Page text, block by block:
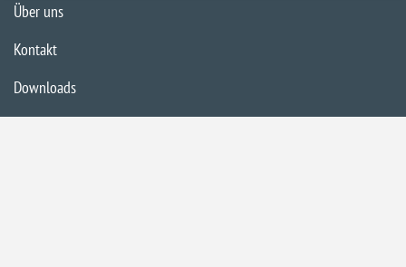
Über uns
Kontakt
Downloads